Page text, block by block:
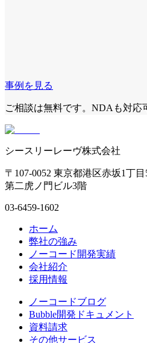
事例を見る
ご相談は無料です。NDAも対応
シースリーレーヴ株式会社
〒107-0052 東京都港区赤坂1丁目
第二虎ノ門ビル3階
03-6459-1602
ホーム
弊社の強み
ノーコード開発実績
会社紹介
採用情報
ノーコードブログ
Bubble開発ドキュメント
資料請求
その他サービス